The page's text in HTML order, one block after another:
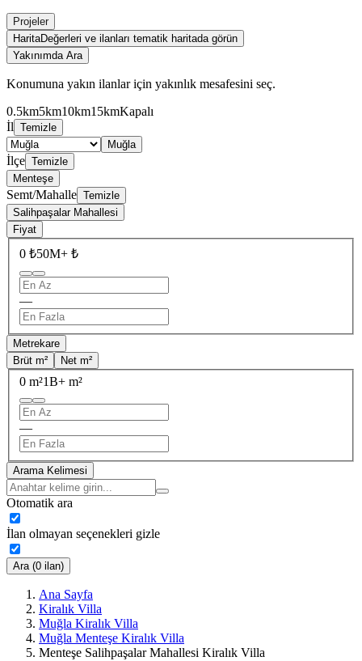
Projeler
HaritaDeğerleri ve ilanları tematik haritada görün
Yakınımda Ara
Konumuna yakın ilanlar için yakınlık mesafesini seç.
0.5km5km10km15kmKapalı
İl Temizle
Muğla
İlçe Temizle
Menteşe
Semt/Mahalle Temizle
Salihpaşalar Mahallesi
Fiyat
0 ₺50M+ ₺
—
Metrekare
Brüt m²
Net m²
0 m²1B+ m²
—
Arama Kelimesi
Otomatik ara
İlan olmayan seçenekleri gizle
Ara (0 ilan)
Ana Sayfa
Kiralık Villa
Muğla Kiralık Villa
Muğla Menteşe Kiralık Villa
Menteşe Salihpaşalar Mahallesi Kiralık Villa